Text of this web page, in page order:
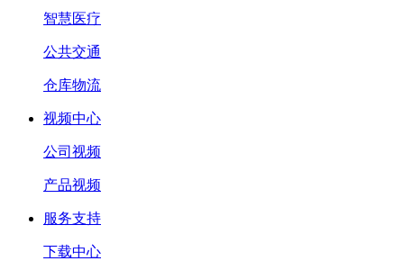
智慧医疗
公共交通
仓库物流
视频中心
公司视频
产品视频
服务支持
下载中心